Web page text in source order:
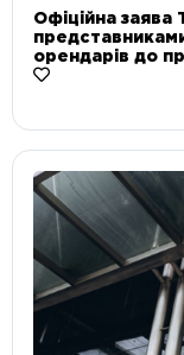
Офіційна
орендарів до